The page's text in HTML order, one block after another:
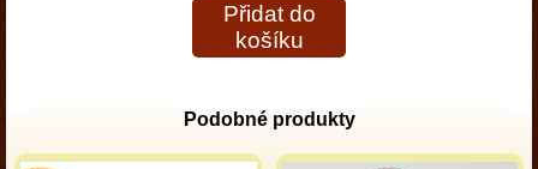
Přidat do
košíku
Podobné produkty